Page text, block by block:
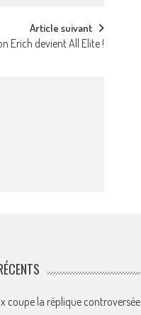
Article suivant
Erich devient All Elite !
coupe la réplique controversée